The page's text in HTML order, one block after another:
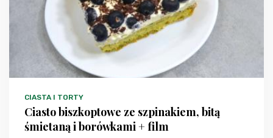
CIASTA I TORTY
Ciasto biszkoptowe ze szpinakiem, bitą
śmietaną i borówkami + film